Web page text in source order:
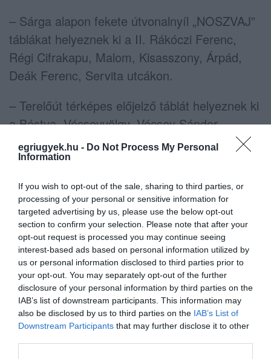
egriugyek.hu - Do Not Process My Personal
Information
If you wish to opt-out of the sale, sharing to third parties, or
processing of your personal or sensitive information for
targeted advertising by us, please use the below opt-out
section to confirm your selection. Please note that after your
opt-out request is processed you may continue seeing
interest-based ads based on personal information utilized by
us or personal information disclosed to third parties prior to
your opt-out. You may separately opt-out of the further
disclosure of your personal information by third parties on the
IAB’s list of downstream participants. This information may
also be disclosed by us to third parties on the IAB’s List of
Downstream Participants that may further disclose it to other
– Sárga alapon fekete útvonalnyíl „NOSZVAJ”
táblákat helyeznek ki a II. Rákóczi Ferenc,
Régi Cifrakapu, Malom, Kisasszony, Árpád,
Deák Ferenc, Servita utcákon.
– Terelőút térképes előjelző táblát helyeznek ki
a Bástya, Vécseyvölgy, Vécsey Sándor
(Tetemvár) utcákon.
(Indexfotó: pikrepo.com – Képünk illusztráció)
Ne maradjon le a legfrissebb hírekről, kövessen
bennünket az EGRI ÜGYEK Google Hírek oldalán!